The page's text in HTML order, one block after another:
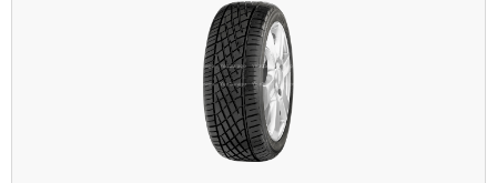
Ganzjahresreifen (0)